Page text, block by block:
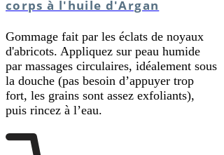
corps à l'huile d'Argan
Gommage fait par les éclats de noyaux
d'abricots. Appliquez sur peau humide
par massages circulaires, idéalement sous
la douche (pas besoin d’appuyer trop
fort, les grains sont assez exfoliants),
puis rincez à l’eau.